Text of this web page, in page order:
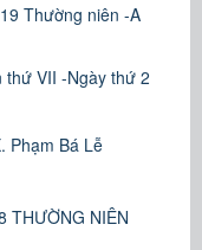
Thường niên -A
VII -Ngày thứ 2
Phạm Bá Lễ
THƯỜNG NIÊN